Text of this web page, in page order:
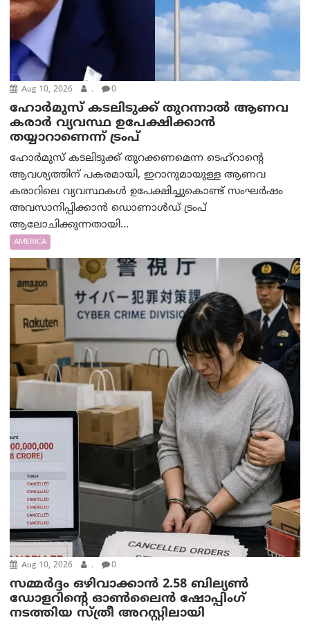
Aug 10, 2026 . 0
ഹോർമുസ് കടലിടുക്ക് തുറന്നാൽ ആണവ
കരാർ വ്യവസ്ഥ ഉപേക്ഷിക്കാൻ
തയ്യാറാണെന്ന് ട്രം‌പ്
ഹോർമുസ് കടലിടുക്ക് തുറക്കണമെന്ന ടെഹ്‌റാന്റെ
ആവശ്യത്തിന് പകരമായി, ഇറാനുമായുള്ള ആണവ
കരാറിലെ വ്യവസ്ഥകൾ ഉപേക്ഷിച്ചുകൊണ്ട് സംഘർഷം
അവസാനിപ്പിക്കാൻ ഡൊണാൾഡ് ട്രംപ്
ആലോചിക്കുന്നതായി...
AMERICA
Aug 10, 2026 . 0
സമ്മര്‍ദ്ദം ഒഴിവാക്കാന്‍ 2.58 ബില്യൺ
ഡോളറിന്റെ ഓണ്‍ലൈന്‍ ഷോപ്പിംഗ്
നടത്തിയ സ്ത്രീ അറസ്റ്റിലായി